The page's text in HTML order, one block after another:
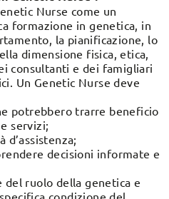
Nurse come un
formazione in genetica, in
la pianificazione, lo
dimensione fisica, etica,
consultanti e dei famigliari
Un Genetic Nurse deve
potrebbero trarre beneficio
servizi;
d’assistenza;
decisioni informate e
del ruolo della genetica e